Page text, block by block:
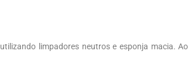
limpadores neutros e esponja macia.